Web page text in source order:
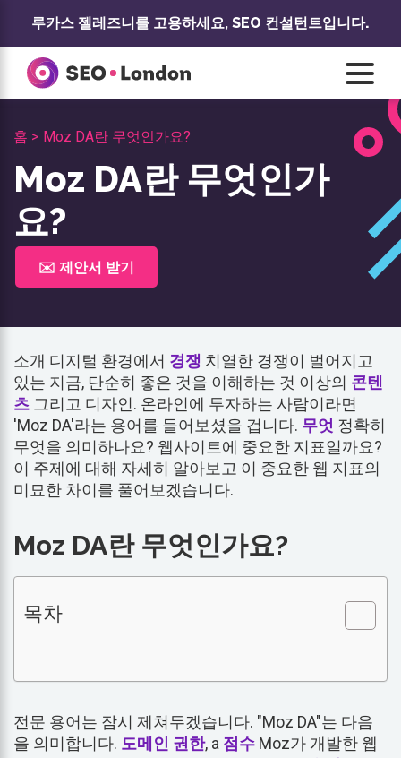
츠
건
뛰
루카스 젤레즈니를 고용하세요, SEO 컨설턴트입니다.
홈 > Moz DA란 무엇인가요?
Moz DA란 무엇인가
요?
✉️ 제안서 받기
소개 디지털 환경에서 경쟁 치열한 경쟁이 벌어지고
있는 지금, 단순히 좋은 것을 이해하는 것 이상의 콘텐
츠 그리고 디자인. 온라인에 투자하는 사람이라면
'Moz DA'라는 용어를 들어보셨을 겁니다. 무엇 정확히
무엇을 의미하나요? 웹사이트에 중요한 지표일까요?
이 주제에 대해 자세히 알아보고 이 중요한 웹 지표의
미묘한 차이를 풀어보겠습니다.
Moz DA란 무엇인가요?
목차
전문 용어는 잠시 제쳐두겠습니다. "Moz DA"는 다음
을 의미합니다. 도메인 권한, a 점수 Moz가 개발한 웹